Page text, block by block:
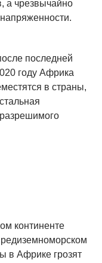
а чрезвычайно
последней
году Африка
в страны,
континенте
в Африке грозят